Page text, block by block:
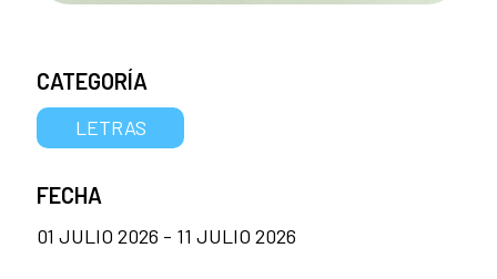
CATEGORÍA
LETRAS
FECHA
01 JULIO 2026 - 11 JULIO 2026